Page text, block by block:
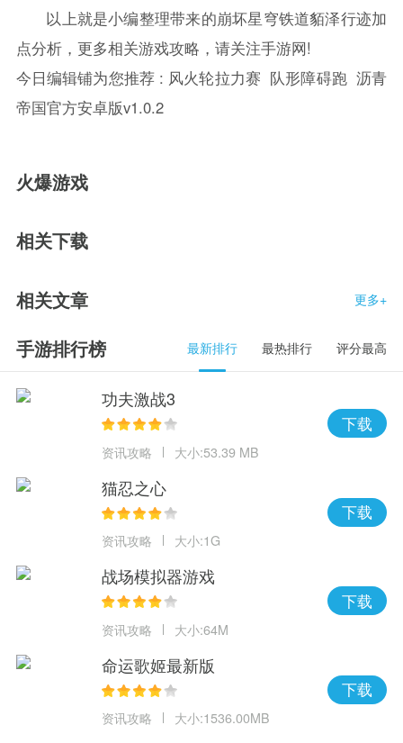
以上就是小编整理带来的崩坏星穹铁道貊泽行迹加
点分析，更多相关游戏攻略，请关注手游网!
今日编辑铺为您推荐 : 风火轮拉力赛 队形障碍跑 沥青
帝国官方安卓版v1.0.2
火爆游戏
相关下载
相关文章 更多+
手游排行榜 最新排行 最热排行 评分最高
功夫激战3
资讯攻略 大小:53.39 MB
下载
猫忍之心
资讯攻略 大小:1G
下载
战场模拟器游戏
资讯攻略 大小:64M
下载
命运歌姬最新版
资讯攻略 大小:1536.00MB
下载